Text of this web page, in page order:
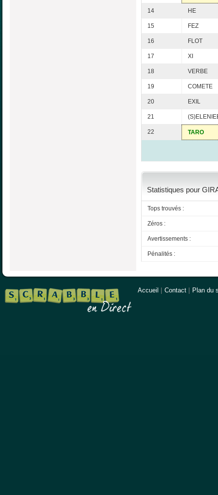
14 HE
15 FEZ
16 FLOT
17 XI
18 VERBE
19 COMETE
20 EXIL
21
22 TARO
Statistiques pour
Tops trouvés :
Zéros :
Avertissements :
Pénalités :
Accueil Contact Plan du